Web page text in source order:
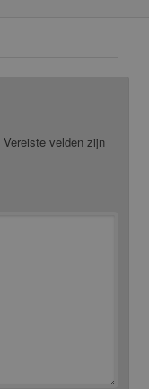
Vereiste velden zijn